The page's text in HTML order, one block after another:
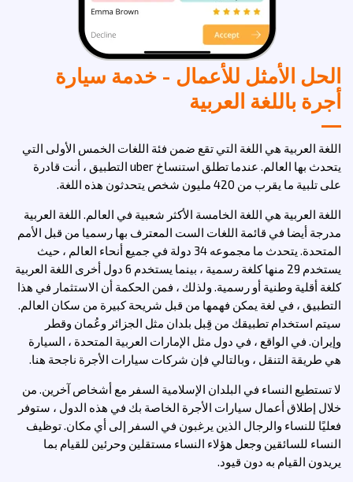
الحل الأمثل للأعمال - خدمة سيارة
أجرة باللغة العربية
اللغة العربية هي اللغة التي تقع ضمن فئة اللغات الخمس الأولى التي
يتحدث بها العالم. عندما تطلق استنساخ uber
التطبيق ، أنت قادرة
على تلبية ما يقرب من 420 مليون شخص يتحدثون هذه اللغة.
اللغة العربية هي اللغة الخامسة الأكثر شعبية في العالم. اللغة العربية
مدرجة أيضا في قائمة اللغات الست المعترف بها رسميا من قبل الأمم
المتحدة. يتحدث ما مجموعه 34 دولة في جميع أنحاء العالم ، حيث
يستخدم 29 منها كلغة رسمية ، بينما يستخدم 6 دول أخرى اللغة العربية
كلغة أقلية وطنية أو رسمية. ولذلك ، فمن الحكمة أن الاستثمار في هذا
التطبيق ، في لغة يمكن فهمها من قبل شريحة كبيرة من سكان العالم.
سيتم استخدام تطبيقك من قِبل بلدان مثل الجزائر وعُمان وقطر
وإيران. في الواقع ، في دول مثل الإمارات العربية المتحدة ، السيارة
هي طريقة التنقل ، وبالتالي فإن شركات سيارات الأجرة ناجحة هنا.
لا تستطيع النساء في البلدان الإسلامية السفر مع أشخاص آخرين. من
خلال إطلاق أعمال سيارات الأجرة الخاصة بك في هذه الدول ، ستوفر
فعليًا للنساء والرجال الذين يرغبون في السفر إلى أي مكان. توظيف
النساء للسائقين وجعل هؤلاء النساء مستقلين وحرئين للقيام بما
يريدون القيام به دون قيود.